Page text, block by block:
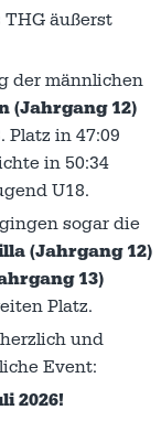
THG äußerst
der männlichen
(Jahrgang 12)
Platz in 47:09
in 50:34
U18.
sogar die
(Jahrgang 12)
13)
Platz.
und
Event:
2026!